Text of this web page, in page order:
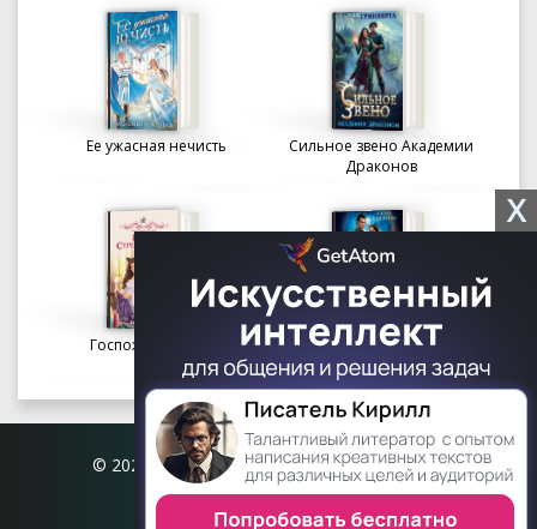
Ее ужасная нечисть
Сильное звено Академии
Драконов
Госпожа портниха
Осколки вечности в
Академии Судьбы
© 2026 Книгофил.орг | contact@knigofil.org
X